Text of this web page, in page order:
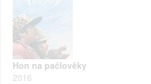
Hon na pačlověky
2016